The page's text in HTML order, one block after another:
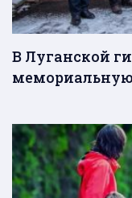
В Луганской